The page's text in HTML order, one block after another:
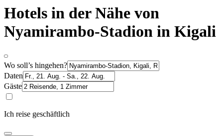
Hotels in der Nähe von
Nyamirambo-Stadion in Kigali
Wo soll’s hingehen?
Daten
Gäste
Ich reise geschäftlich